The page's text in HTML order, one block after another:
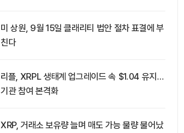
미 상원, 9월 15일 클래리티 법안 절차 표결에 부
친다
리플, XRPL 생태계 업그레이드 속 $1.04 유지…
기관 참여 본격화
XRP, 거래소 보유량 늘며 매도 가능 물량 불어났